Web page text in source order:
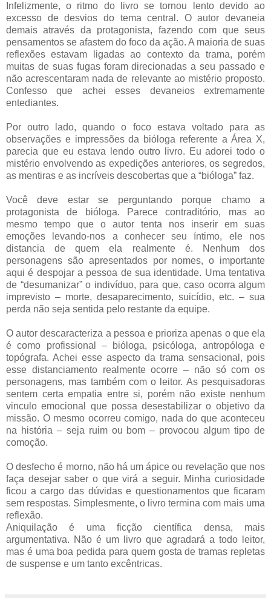
Infelizmente, o ritmo do livro se tornou lento devido ao
excesso de desvios do tema central. O autor devaneia
demais através da protagonista, fazendo com que seus
pensamentos se afastem do foco da ação. A maioria de suas
reflexões estavam ligadas ao contexto da trama, porém
muitas de suas fugas foram direcionadas a seu passado e
não acrescentaram nada de relevante ao mistério proposto.
Confesso que achei esses devaneios extremamente
entediantes.
Por outro lado, quando o foco estava voltado para as
observações e impressões da bióloga referente a Área X,
parecia que eu estava lendo outro livro. Eu adorei todo o
mistério envolvendo as expedições anteriores, os segredos,
as mentiras e as incríveis descobertas que a “bióloga” faz.
Você deve estar se perguntando porque chamo a
protagonista de bióloga. Parece contraditório, mas ao
mesmo tempo que o autor tenta nos inserir em suas
emoções levando-nos a conhecer seu íntimo, ele nos
distancia de quem ela realmente é. Nenhum dos
personagens são apresentados por nomes, o importante
aqui é despojar a pessoa de sua identidade. Uma tentativa
de “desumanizar” o indivíduo, para que, caso ocorra algum
imprevisto – morte, desaparecimento, suicídio, etc. – sua
perda não seja sentida pelo restante da equipe.
O autor descaracteriza a pessoa e prioriza apenas o que ela
é como profissional – bióloga, psicóloga, antropóloga e
topógrafa. Achei esse aspecto da trama sensacional, pois
esse distanciamento realmente ocorre – não só com os
personagens, mas também com o leitor. As pesquisadoras
sentem certa empatia entre si, porém não existe nenhum
vinculo emocional que possa desestabilizar o objetivo da
missão. O mesmo ocorreu comigo, nada do que aconteceu
na história – seja ruim ou bom – provocou algum tipo de
comoção.
O desfecho é morno, não há um ápice ou revelação que nos
faça desejar saber o que virá a seguir. Minha curiosidade
ficou a cargo das dúvidas e questionamentos que ficaram
sem respostas. Simplesmente, o livro termina com mais uma
reflexão.
Aniquilação é uma ficção científica densa, mais
argumentativa. Não é um livro que agradará a todo leitor,
mas é uma boa pedida para quem gosta de tramas repletas
de suspense e um tanto excêntricas.